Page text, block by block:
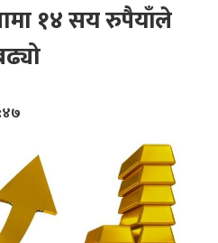
१४ सय रुपैयाँले